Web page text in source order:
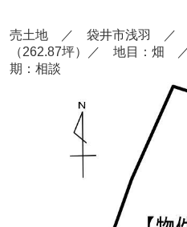
売土地 ／ 袋井市浅羽 ／
（262.87坪）
／ 地目：畑
期：相談